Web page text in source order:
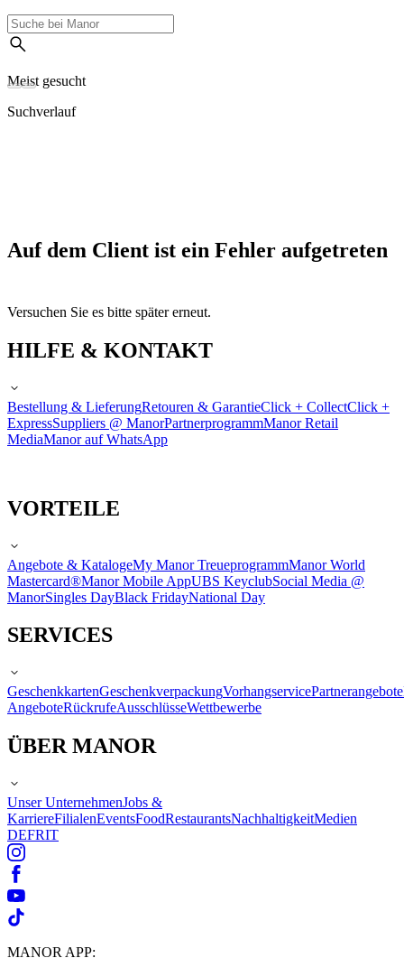
Meist gesucht
Suchverlauf
Auf dem Client ist ein Fehler aufgetreten
Versuchen Sie es bitte später erneut.
HILFE & KONTAKT
Bestellung & LieferungRetouren & GarantieClick + CollectClick +
ExpressSuppliers @ ManorPartnerprogrammManor Retail
MediaManor auf WhatsApp
VORTEILE
Angebote & KatalogeMy Manor TreueprogrammManor World
Mastercard®Manor Mobile AppUBS KeyclubSocial Media @
ManorSingles DayBlack FridayNational Day
SERVICES
GeschenkkartenGeschenkverpackungVorhangservicePartnerangebote
AngeboteRückrufeAusschlüsseWettbewerbe
ÜBER MANOR
Unser UnternehmenJobs &
KarriereFilialenEventsFoodRestaurantsNachhaltigkeitMedien
DEFRIT
MANOR APP: